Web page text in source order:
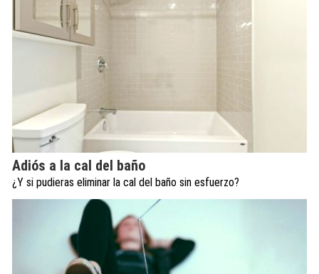
Adiós a la cal del baño
¿Y si pudieras eliminar la cal del baño sin esfuerzo?